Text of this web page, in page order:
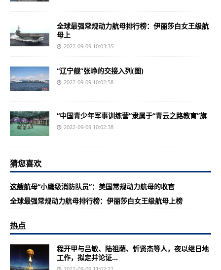
全球最强常规动力航母排行榜：伊丽莎白女王级航
母上
2022-09-09 10:03:35
“辽宁舰”张峥的交接入列(图)
2022-09-09 10:02:58
“中国青少年军事训练营”隶属于“青云之路教育”旗
2022-09-09 10:02:38
猜您喜欢
这艘航母“小鹰级消防队员”：美国常规动力航母的收官
全球最强常规动力航母排行榜：伊丽莎白女王级航母上榜
热点
程开甲与吕敏、陆祖荫、忻贤杰等人，夜以继日地
工作，拟定并论证...